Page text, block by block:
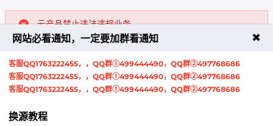
云产品禁止违法违规业务。
具体请务必查看服务条款 、退款条款
当您购买苏几云云产品时，您必须同意本服务条款
、 隐私政策
服务条款
网站必看通知，一定要加群看通知 ✖
客服QQ1763222455，，QQ群①499444490，QQ群②497768686
客服QQ1763222455，，QQ群①499444490，QQ群②497768686
客服QQ1763222455，，QQ群①499444490，QQ群②497768686
换源教程